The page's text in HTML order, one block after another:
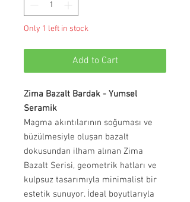
Only 1 left in stock
Add to Cart
Zima Bazalt Bardak - Yumsel
Seramik
Magma akıntılarının soğuması ve
büzülmesiyle oluşan bazalt
dokusundan ilham alınan Zima
Bazalt Serisi, geometrik hatları ve
kulpsuz tasarımıyla minimalist bir
estetik sunuyor. İdeal boyutlarıyla